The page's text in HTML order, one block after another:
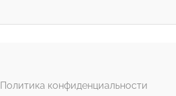
Политика конфиденциальности